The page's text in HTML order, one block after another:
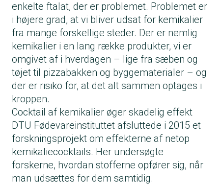
enkelte ftalat, der er problemet. Problemet er
i højere grad, at vi bliver udsat for kemikalier
fra mange forskellige steder. Der er nemlig
kemikalier i en lang række produkter, vi er
omgivet af i hverdagen – lige fra sæben og
tøjet til pizzabakken og byggematerialer – og
der er risiko for, at det alt sammen optages i
kroppen.
Cocktail af kemikalier øger skadelig effekt
DTU Fødevareinstituttet afsluttede i 2015 et
forskningsprojekt om effekterne af netop
kemikaliecocktails. Her undersøgte
forskerne, hvordan stofferne opfører sig, når
man udsættes for dem samtidig.